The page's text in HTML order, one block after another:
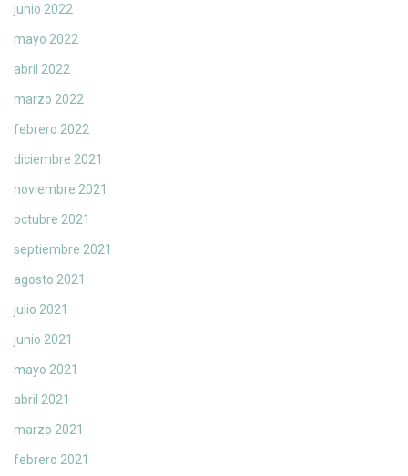
junio 2022
mayo 2022
abril 2022
marzo 2022
febrero 2022
diciembre 2021
noviembre 2021
octubre 2021
septiembre 2021
agosto 2021
julio 2021
junio 2021
mayo 2021
abril 2021
marzo 2021
febrero 2021